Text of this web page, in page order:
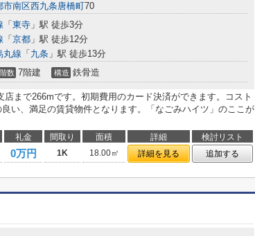
市南区西九条唐橋町70
「 東寺 」駅 徒歩3分
「 京都 」駅 徒歩12分
丸線 「 九条 」駅 徒歩13分
階数 7階建 構造 鉄骨造
店まで266mです。初期費用のカード決済ができます。コスト
い、満足の賃貸物件となります。「なごみハイツ」のここが
礼金 間取り 面積 詳細
検討リスト
0万円 1K 18.00㎡ 詳細を見る 追加する